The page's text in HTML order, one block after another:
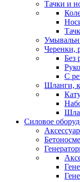
Тачки и
Черенки,
Без
С
Шланги,
Силовое